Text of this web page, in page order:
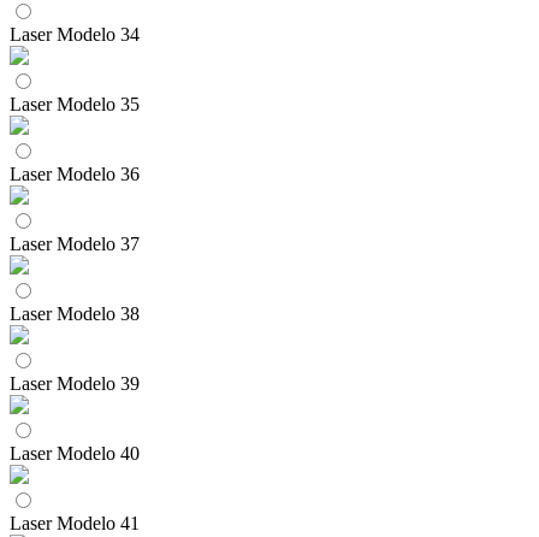
Laser Modelo 34
Laser Modelo 35
Laser Modelo 36
Laser Modelo 37
Laser Modelo 38
Laser Modelo 39
Laser Modelo 40
Laser Modelo 41